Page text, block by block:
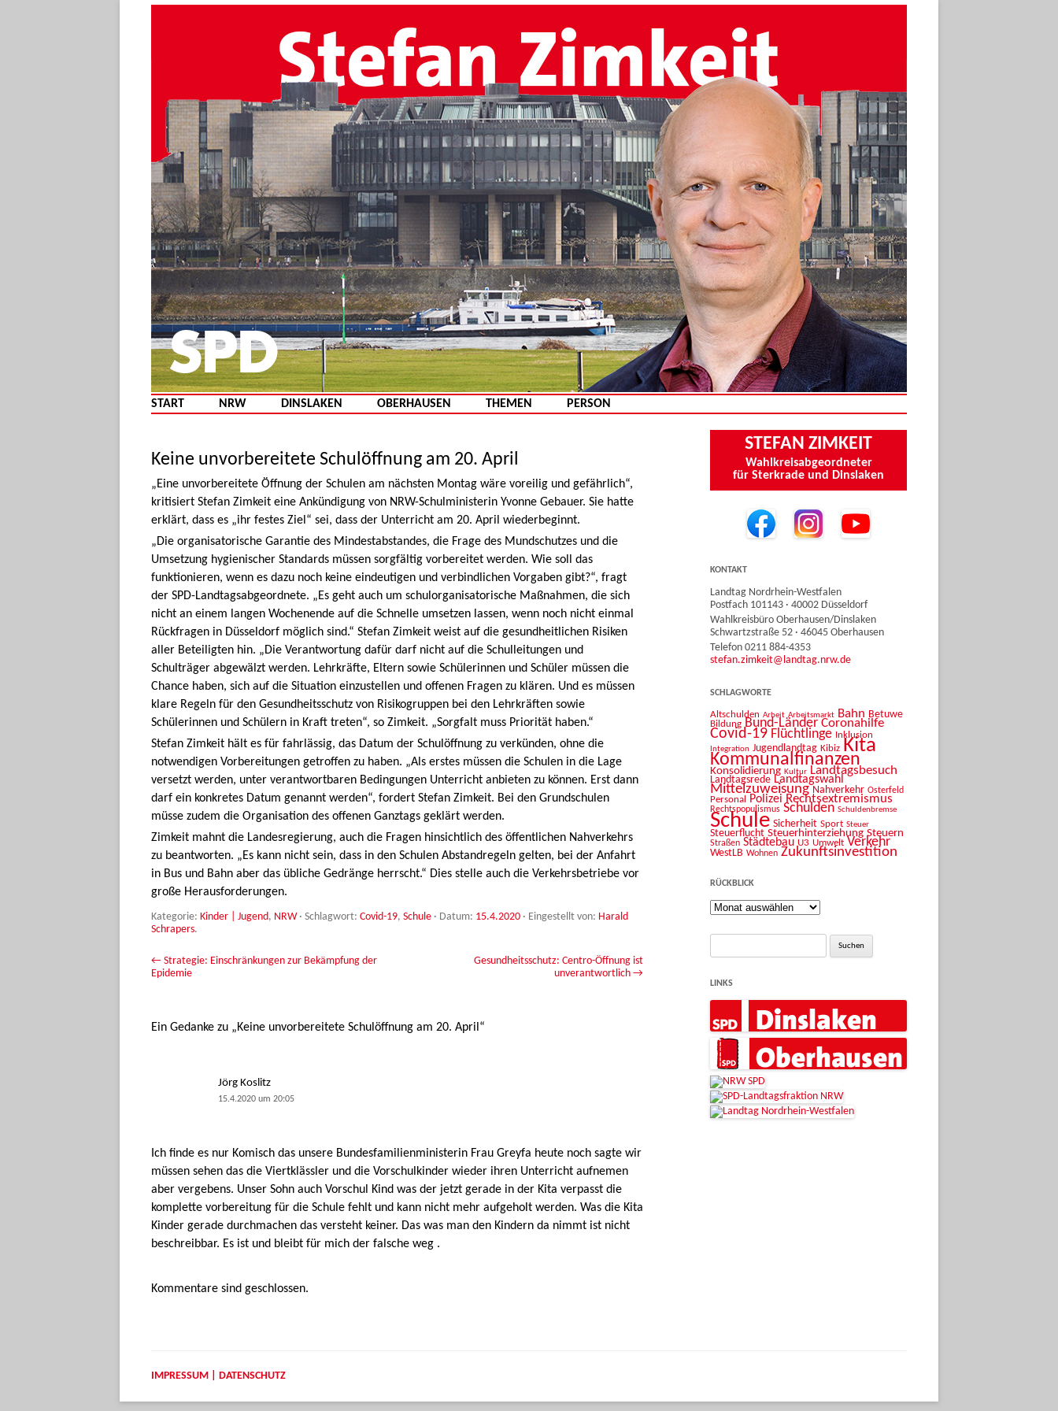
Zum Inhalt springen
START NRW DINSLAKEN OBERHAUSEN THEMEN PERSON
Keine unvorbereitete Schulöffnung am 20. April
„Eine unvorbereitete Öffnung der Schulen am nächsten Montag wäre voreilig und gefährlich“,
kritisiert Stefan Zimkeit eine Ankündigung von NRW-Schulministerin Yvonne Gebauer. Sie hatte
erklärt, dass es „ihr festes Ziel“ sei, dass der Unterricht am 20. April wiederbeginnt.
„Die organisatorische Garantie des Mindestabstandes, die Frage des Mundschutzes und die
Umsetzung hygienischer Standards müssen sorgfältig vorbereitet werden. Wie soll das
funktionieren, wenn es dazu noch keine eindeutigen und verbindlichen Vorgaben gibt?“, fragt
der SPD-Landtagsabgeordnete. „Es geht auch um schulorganisatorische Maßnahmen, die sich
nicht an einem langen Wochenende auf die Schnelle umsetzen lassen, wenn noch nicht einmal
Rückfragen in Düsseldorf möglich sind.“ Stefan Zimkeit weist auf die gesundheitlichen Risiken
aller Beteiligten hin. „Die Verantwortung dafür darf nicht auf die Schulleitungen und
Schulträger abgewälzt werden. Lehrkräfte, Eltern sowie Schülerinnen und Schüler müssen die
Chance haben, sich auf die Situation einzustellen und offenen Fragen zu klären. Und es müssen
klare Regeln für den Gesundheitsschutz von Risikogruppen bei den Lehrkräften sowie
Schülerinnen und Schülern in Kraft treten“, so Zimkeit. „Sorgfalt muss Priorität haben.“
Stefan Zimkeit hält es für fahrlässig, das Datum der Schulöffnung zu verkünden, ohne die
notwendigen Vorbereitungen getroffen zu haben. „Als erstes müssen die Schulen in die Lage
versetzt werden, unter verantwortbaren Bedingungen Unterricht anbieten zu können. Erst dann
darf ein konkretes Datum genannt werden“, fordert Stefan Zimkeit. Bei den Grundschulen
müsse zudem die Organisation des offenen Ganztags geklärt werden.
Zimkeit mahnt die Landesregierung, auch die Fragen hinsichtlich des öffentlichen Nahverkehrs
zu beantworten. „Es kann nicht sein, dass in den Schulen Abstandregeln gelten, bei der Anfahrt
in Bus und Bahn aber das übliche Gedränge herrscht.“ Dies stelle auch die Verkehrsbetriebe vor
große Herausforderungen.
Kategorie: Kinder | Jugend, NRW· Schlagwort: Covid-19, Schule · Datum: 15.4.2020 · Eingestellt von: Harald
Schrapers.
Beitrags-Navigation
← Strategie: Einschränkungen zur Bekämpfung der
Epidemie
Gesundheitsschutz: Centro-Öffnung ist
unverantwortlich →
Ein Gedanke zu „Keine unvorbereitete Schulöffnung am 20. April “
Jörg Koslitz
15.4.2020 um 20:05
Ich finde es nur Komisch das unsere Bundesfamilienministerin Frau Greyfa heute noch sagte wir
müssen sehen das die Viertklässler und die Vorschulkinder wieder ihren Unterricht aufnemen
aber vergebens. Unser Sohn auch Vorschul Kind was der jetzt gerade in der Kita verpasst die
komplette vorbereitung für die Schule fehlt und kann nicht mehr aufgeholt werden. Was die Kita
Kinder gerade durchmachen das versteht keiner. Das was man den Kindern da nimmt ist nicht
beschreibbar. Es ist und bleibt für mich der falsche weg .
Kommentare sind geschlossen.
STEFAN ZIMKEIT
Wahlkreisabgeordneter
für Sterkrade und Dinslaken
KONTAKT
Landtag Nordrhein-Westfalen
Postfach 101143 · 40002 Düsseldorf
Wahlkreisbüro Oberhausen/Dinslaken
Schwartzstraße 52 · 46045 Oberhausen
Telefon 0211 884-4353
stefan.zimkeit@landtag.nrw.de
SCHLAGWORTE
Altschulden Arbeit Arbeitsmarkt Bahn Betuwe
Bildung Bund-Länder Coronahilfe
Covid-19 Flüchtlinge Inklusion
Integration Jugendlandtag Kibiz Kita
Kommunalfinanzen
Konsolidierung Kultur Landtagsbesuch
Landtagsrede Landtagswahl
Mittelzuweisung Nahverkehr Osterfeld
Personal Polizei Rechtsextremismus
Rechtspopulismus Schulden Schuldenbremse
Schule Sicherheit Sport Steuer
Steuerflucht Steuerhinterziehung Steuern
Straßen Städtebau U3 Umwelt Verkehr
WestLB Wohnen Zukunftsinvestition
RÜCKBLICK
Rückblick
Suche
LINKS
IMPRESSUM | DATENSCHUTZ